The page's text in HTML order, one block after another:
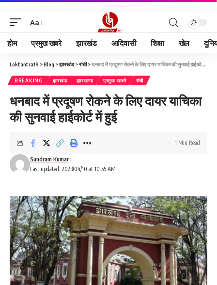
Aa
होम प्रमुख खबरे झारखंड आदिवासी शिक्षा खेल
Loktantra19 >Blog >झारखंड>रांची>धनबाद में प्रदूषण रोकने के लिए दायर याचिका की सुनवाई हाईकोर्ट में हुई
BREAKING झारखंड झारखण्ड प्रमुख खबरे रांची
धनबाद में प्रदूषण रोकने के लिए दायर याचिका
की सुनवाई हाईकोर्ट में हुई
Last updated: 2023/04/10 at 10:55 AM
Sundram Kumar
1 Min Read